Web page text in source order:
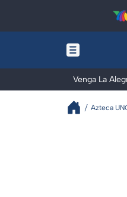
Venga La
Azteca